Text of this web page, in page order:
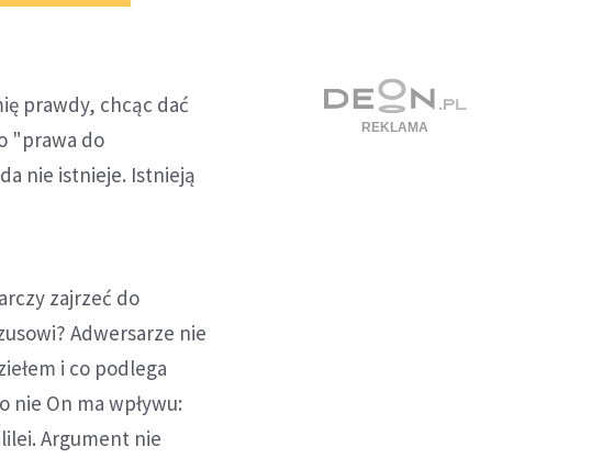
prawdy, chcąc dać
"prawa do
nie istnieje. Istnieją
zajrzeć do
Adwersarze nie
i co podlega
On ma wpływu:
Argument nie